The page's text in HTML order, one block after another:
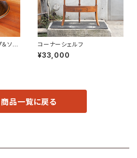
ソー
コーナーシェルフ
¥33,000
商品一覧に戻る